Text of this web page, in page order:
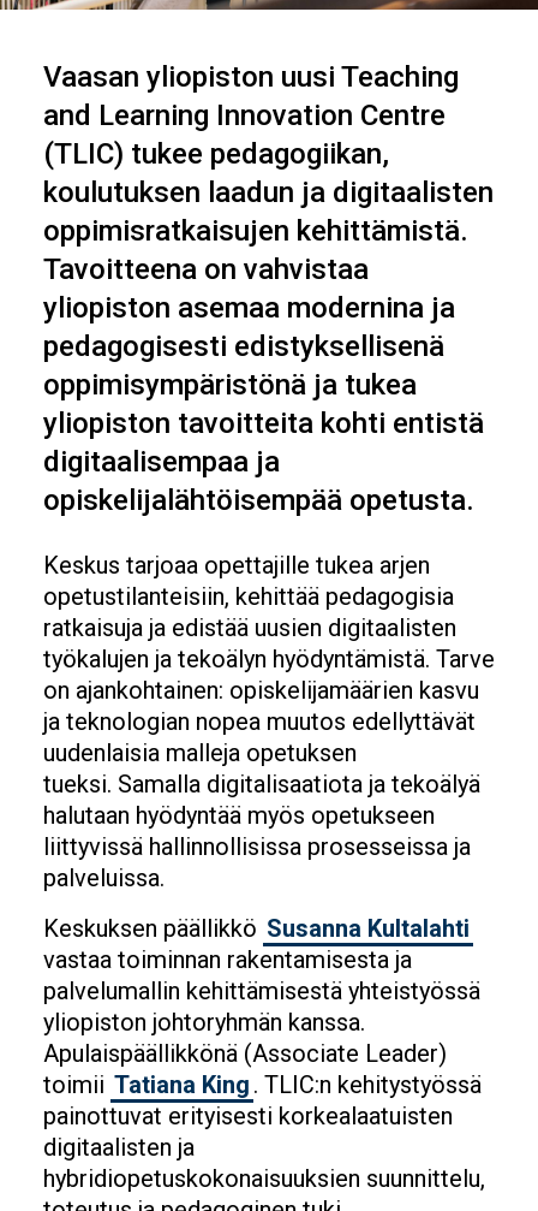
Vaasan yliopiston uusi Teaching
and Learning Innovation Centre
(TLIC) tukee pedagogiikan,
koulutuksen laadun ja digitaalisten
oppimisratkaisujen kehittämistä.
Tavoitteena on vahvistaa
yliopiston asemaa modernina ja
pedagogisesti edistyksellisenä
oppimisympäristönä ja tukea
yliopiston tavoitteita kohti entistä
digitaalisempaa ja
opiskelijalähtöisempää opetusta.
Keskus tarjoaa opettajille tukea arjen
opetustilanteisiin, kehittää pedagogisia
ratkaisuja ja edistää uusien digitaalisten
työkalujen ja tekoälyn hyödyntämistä. Tarve
on ajankohtainen: opiskelijamäärien kasvu
ja teknologian nopea muutos edellyttävät
uudenlaisia malleja opetuksen
tueksi. Samalla digitalisaatiota ja tekoälyä
halutaan hyödyntää myös opetukseen
liittyvissä hallinnollisissa prosesseissa ja
palveluissa.
Keskuksen päällikkö Susanna Kultalahti
vastaa toiminnan rakentamisesta ja
palvelumallin kehittämisestä yhteistyössä
yliopiston johtoryhmän kanssa.
Apulaispäällikkönä (Associate Leader)
toimii Tatiana King . TLIC:n kehitystyössä
painottuvat erityisesti korkealaatuisten
digitaalisten ja
hybridiopetuskokonaisuuksien suunnittelu,